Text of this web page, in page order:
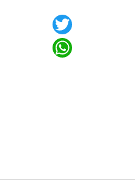
Twitter
WhatsApp